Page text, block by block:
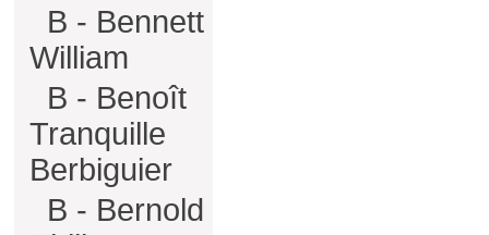
B - Bennett
William
B - Benoît
Tranquille
Berbiguier
B - Bernold